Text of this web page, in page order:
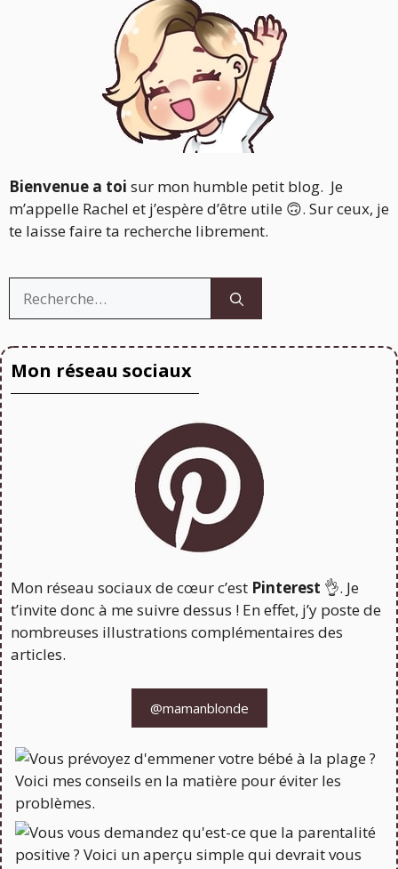
Bienvenue a toi sur mon humble petit blog. Je
m’appelle Rachel et j’espère d’être utile 🙃. Sur ceux, je
te laisse faire ta recherche librement.
Mon réseau sociaux
Mon réseau sociaux de cœur c’est Pinterest 👌. Je
t’invite donc à me suivre dessus ! En effet, j’y poste de
nombreuses illustrations complémentaires des
articles.
@mamanblonde